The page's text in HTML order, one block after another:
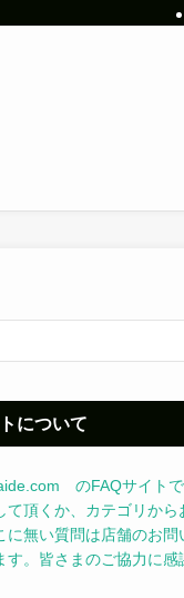
について
のFAQサイト
て頂くか、カテゴリから
に無い質問は店舗のお問
す。皆さまのご協力に感